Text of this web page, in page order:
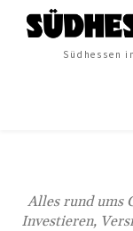
Südhessen
Alles rund ums
Investieren,